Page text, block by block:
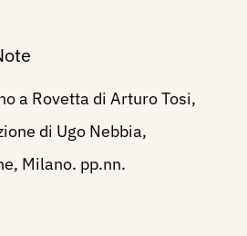
a Rovetta di Arturo Tosi,
di Ugo Nebbia,
Milano. pp.nn.